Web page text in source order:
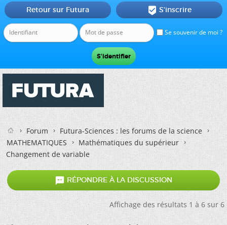
Se souvenir de moi ?
Retour sur Futura  S'inscrire
Forum
Futura-Sciences : les forums de la science
MATHEMATIQUES
Mathématiques du supérieur
Changement de variable
 RÉPONDRE À LA DISCUSSION
Affichage des résultats 1 à 6 sur 6